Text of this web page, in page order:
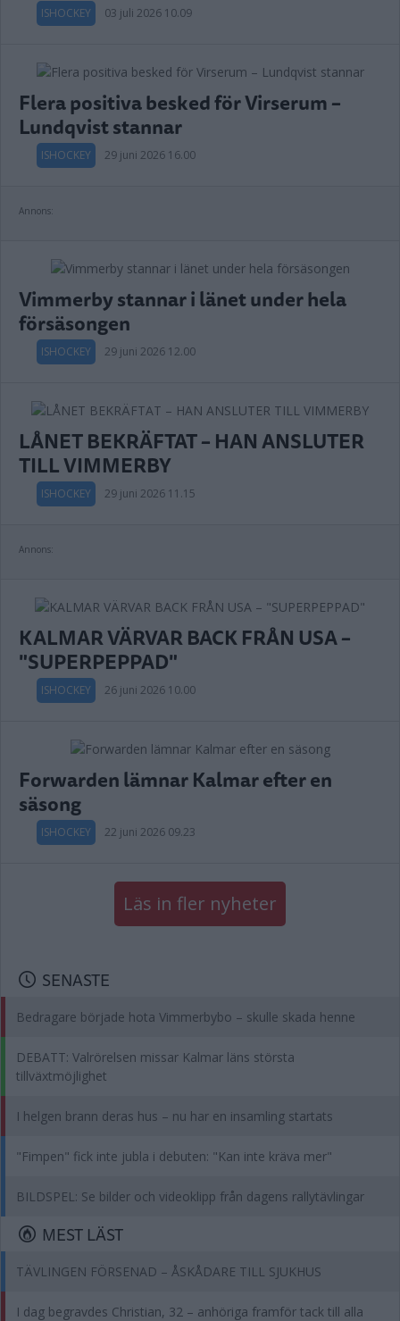
ISHOCKEY 03 juli 2026 10.09
Flera positiva besked för Virserum –
Lundqvist stannar
ISHOCKEY 29 juni 2026 16.00
Annons:
Vimmerby stannar i länet under hela
försäsongen
ISHOCKEY 29 juni 2026 12.00
LÅNET BEKRÄFTAT – HAN ANSLUTER
TILL VIMMERBY
ISHOCKEY 29 juni 2026 11.15
Annons:
KALMAR VÄRVAR BACK FRÅN USA –
"SUPERPEPPAD"
ISHOCKEY 26 juni 2026 10.00
Forwarden lämnar Kalmar efter en
säsong
ISHOCKEY 22 juni 2026 09.23
Läs in fler nyheter
SENASTE
Bedragare började hota Vimmerbybo – skulle skada henne
DEBATT: Valrörelsen missar Kalmar läns största
tillväxtmöjlighet
I helgen brann deras hus – nu har en insamling startats
"Fimpen" fick inte jubla i debuten: "Kan inte kräva mer"
BILDSPEL: Se bilder och videoklipp från dagens rallytävlingar
MEST LÄST
TÄVLINGEN FÖRSENAD – ÅSKÅDARE TILL SJUKHUS
I dag begravdes Christian, 32 – anhöriga framför tack till alla